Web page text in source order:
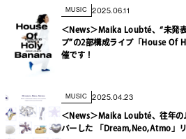
MUSIC 2025.06.11
＜News＞Maika Loubté、“未発
ブ”の2部構成ライブ「House Of
催です！
MUSIC 2025.04.23
＜News＞Maika Loubté、往年の
バーした 「Dream,Neo,Atmo」